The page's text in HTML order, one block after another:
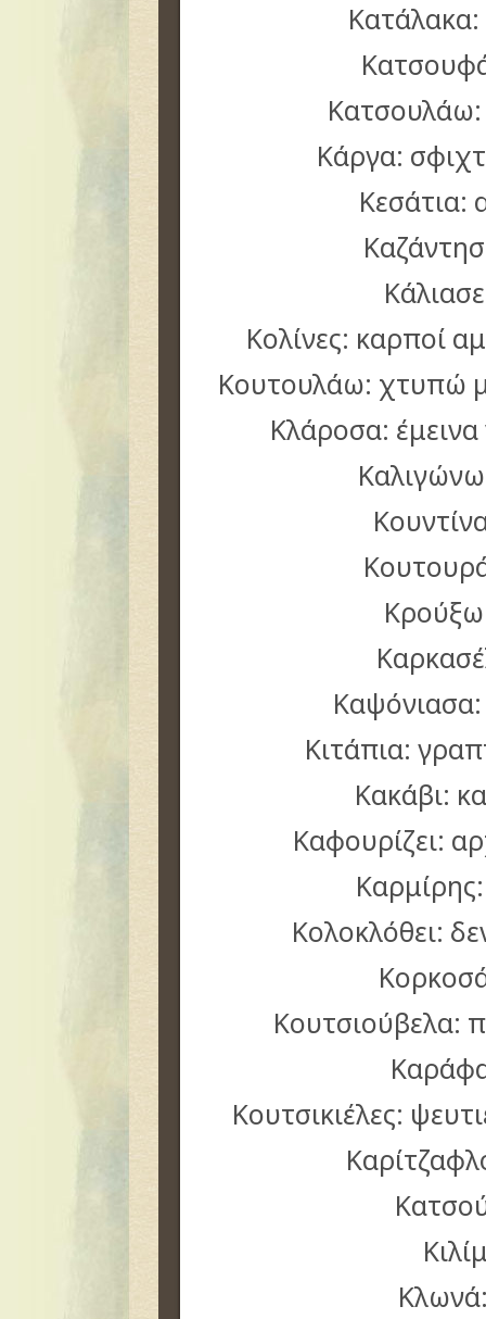
Κατάλακα:
Κάργα:
Κεσάτια:
Κολίνες: καρποί
Κουτουλάω: χτυπώ
Κλάροσα:
Κιτάπια:
Κακάβι:
Καφουρίζει:
Κολοκλόθει:
Κουτσιούβελα:
Κουτσικιέλες: